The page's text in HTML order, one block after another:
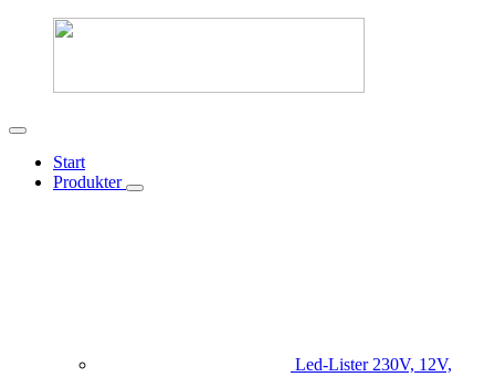
Start
Produkter
Led-Lister 230V, 12V,